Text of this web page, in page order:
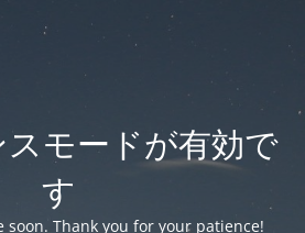
モードが有効で
す
soon. Thank you for your patience!